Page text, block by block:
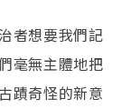
者想要我們記
毫無主體地把
蹟奇怪的新意